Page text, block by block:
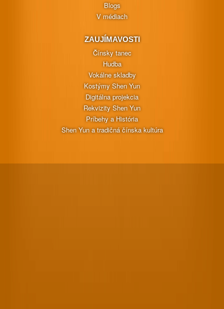
Blogs
V médiach
ZAUJÍMAVOSTI
Čínsky tanec
Hudba
Vokálne skladby
Kostýmy Shen Yun
Digitálna projekcia
Rekvizity Shen Yun
Príbehy a História
Shen Yun a tradičná čínska kultúra